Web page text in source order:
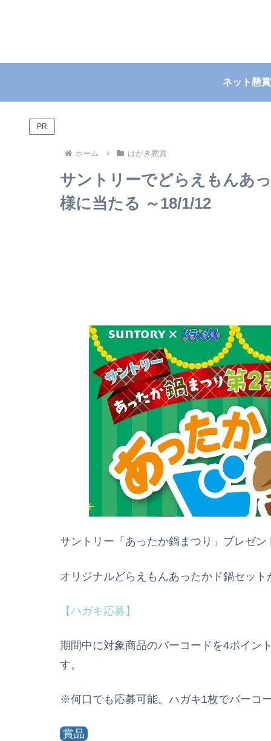
ネット懸賞
PR
ホーム はがき懸賞
サントリーでどらえもんあ
様に当たる ～18/1/12
サントリー「あったか鍋まつり」プレゼン
オリジナルどらえもんあったかド鍋セッ
【ハガキ応募】
期間中に対象商品のバーコードを4ポイン
す。
※何口でも応募可能。ハガキ1枚でバーコ
賞品